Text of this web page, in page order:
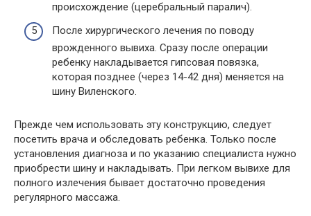
происхождение (церебральный паралич).
После хирургического лечения по поводу
врожденного вывиха. Сразу после операции
ребенку накладывается гипсовая повязка,
которая позднее (через 14-42 дня) меняется на
шину Виленского.
Прежде чем использовать эту конструкцию, следует
посетить врача и обследовать ребенка. Только после
установления диагноза и по указанию специалиста нужно
приобрести шину и накладывать. При легком вывихе для
полного излечения бывает достаточно проведения
регулярного массажа.